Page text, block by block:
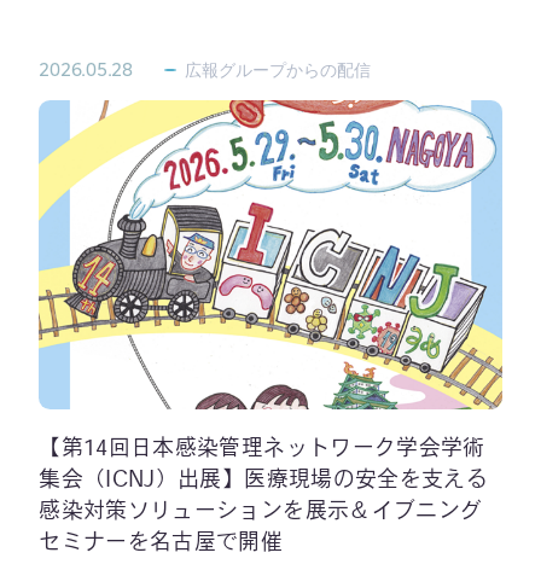
2026.05.28 広報グループからの配信
【第14回日本感染管理ネットワーク学会学術
集会（ICNJ）出展】医療現場の安全を支える
感染対策ソリューションを展示＆イブニング
セミナーを名古屋で開催